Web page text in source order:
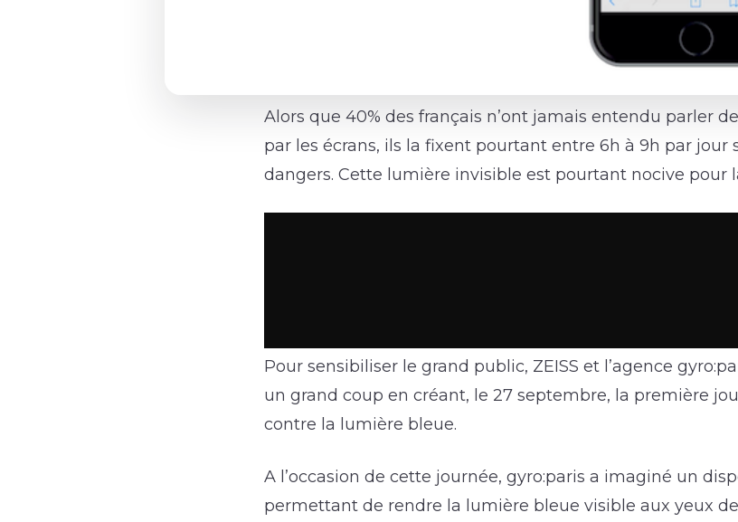
Alors que 40% des français n’ont jamais entendu parler
par les écrans, ils la fixent pourtant entre 6h à 9h par jour
dangers. Cette lumière invisible est pourtant nocive pour
Pour sensibiliser le grand public, ZEISS et l’agence
un grand coup en créant, le 27 septembre, la première
contre la lumière bleue.
A l’occasion de cette journée, gyro:paris a imaginé un
permettant de rendre la lumière bleue visible aux yeux